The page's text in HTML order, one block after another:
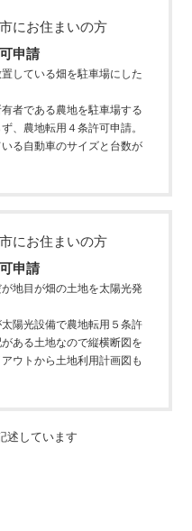
にお住まいの方
申請
置している畑を駐車場にした
有者である農地を駐車場する
、農地転用４条許可申請。
る自動車のサイズと台数が
にお住まいの方
申請
が地目が畑の土地を太陽光発
太陽光設備で農地転用５条許
ある土地なので縦横断図を
ウトから土地利用計画図も
述しています